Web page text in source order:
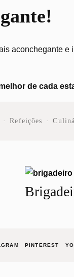
aconchegante
de cada
· Refeições ·
PINTEREST